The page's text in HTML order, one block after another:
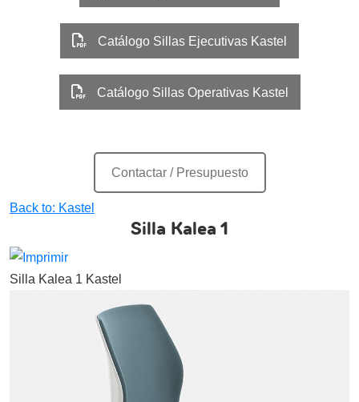
Catálogo Sillas Ejecutivas Kastel
Catálogo Sillas Operativas Kastel
Contactar / Presupuesto
Back to: Kastel
Silla Kalea 1
Silla Kalea 1 Kastel